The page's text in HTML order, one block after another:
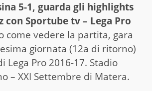
5-1, guarda gli highlights
con Sportube tv – Lega Pro
come vedere la partita, gara
giornata (12a di ritorno)
Lega Pro 2016-17. Stadio
– XXI Settembre di Matera.